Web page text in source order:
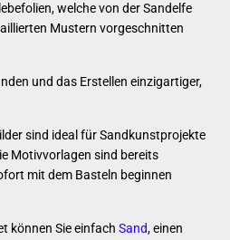
welche von der Sandelfe
Mustern vorgeschnitten
und das Erstellen einzigartiger,
sind ideal für Sandkunstprojekte
Motivvorlagen sind bereits
mit dem Basteln beginnen
können Sie einfach Sand,einen